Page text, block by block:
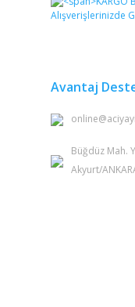
Bu
Avantaj
Büğdüz Mah.
Akyurt/